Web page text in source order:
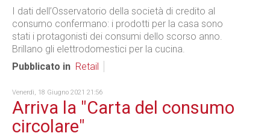
I dati dell’Osservatorio della società di credito al
consumo confermano: i prodotti per la casa sono
stati i protagonisti dei consumi dello scorso anno.
Brillano gli elettrodomestici per la cucina.
Pubblicato in Retail
Venerdì, 18 Giugno 2021 21:56
Arriva la "Carta del consumo
circolare"